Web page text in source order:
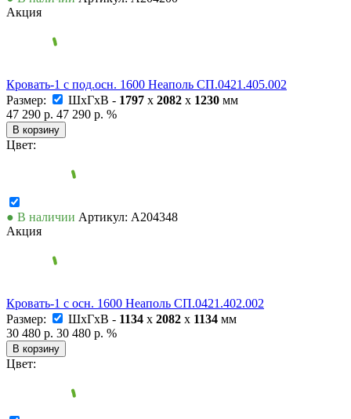
Акция
Кровать-1 с под.осн. 1600 Неаполь СП.0421.405.002
Размер:
ШxГxВ - 1797 x 2082 x 1230 мм
47 290 р. 47 290 р. %
В корзину
Цвет:
● В наличии Артикул: А204348
Акция
Кровать-1 с осн. 1600 Неаполь СП.0421.402.002
Размер:
ШxГxВ - 1134 x 2082 x 1134 мм
30 480 р. 30 480 р. %
В корзину
Цвет: